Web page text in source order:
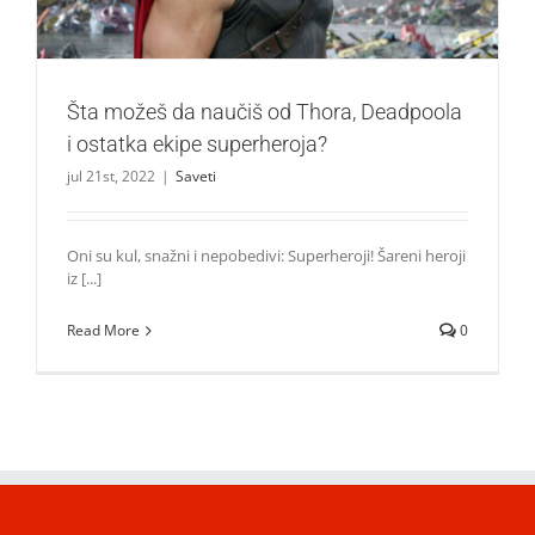
Šta možeš da naučiš od Thora, Deadpoola
i ostatka ekipe superheroja?
jul 21st, 2022 | Saveti
Oni su kul, snažni i nepobedivi: Superheroji! Šareni heroji
iz [...]
Read More 0